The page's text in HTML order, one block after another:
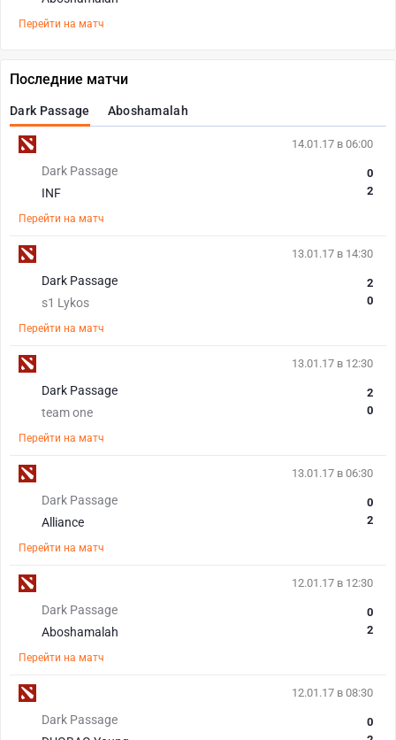
Перейти на матч
Последние матчи
Dark Passage Aboshamalah
14.01.17 в 06:00
Dark Passage
INF
0
2
Перейти на матч
13.01.17 в 14:30
Dark Passage
s1 Lykos
2
0
Перейти на матч
13.01.17 в 12:30
Dark Passage
team one
2
0
Перейти на матч
13.01.17 в 06:30
Dark Passage
Alliance
0
2
Перейти на матч
12.01.17 в 12:30
Dark Passage
Aboshamalah
0
2
Перейти на матч
12.01.17 в 08:30
Dark Passage
0